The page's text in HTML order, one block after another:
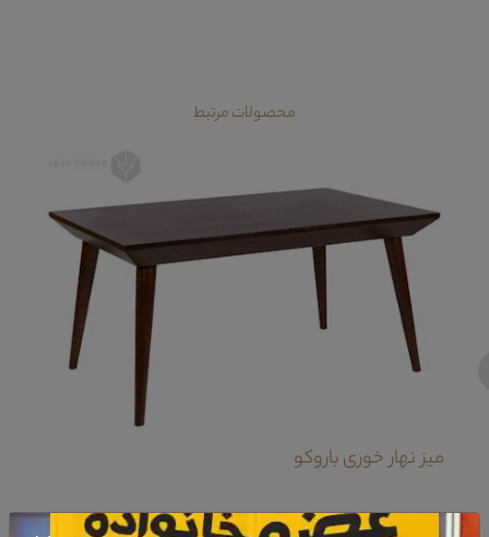
محصولات مرتبط
میز نهار خوری باروکو